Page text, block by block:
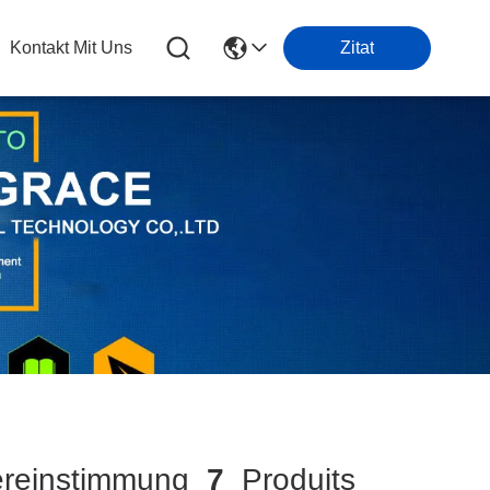
Kontakt Mit Uns Zitat
7 Produits